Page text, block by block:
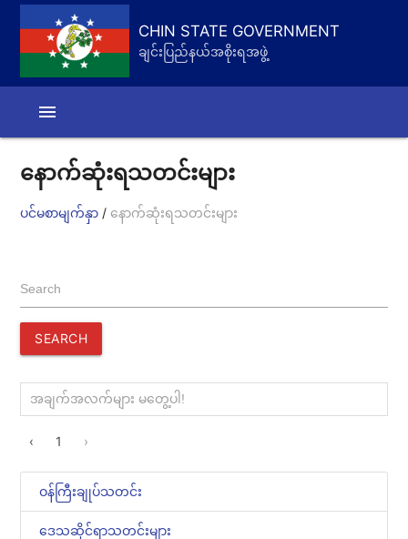
CHIN STATE GOVERNMENT
ချင်းပြည်နယ်အစိုးရအဖွဲ့
menu
နောက်ဆုံးရသတင်းများ
ပင်မစာမျက်နှာ / နောက်ဆုံးရသတင်းများ
Search
SEARCH
အချက်အလက်များ မတွေ့ပါ!
‹ 1 ›
ဝန်ကြီးချုပ်သတင်း
ဒေသဆိုင်ရာသတင်းများ